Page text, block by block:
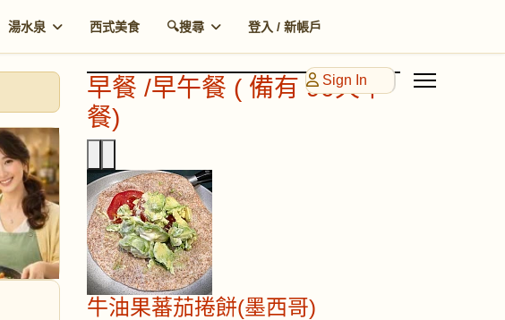
湯水泉 西式美食 🔍搜尋 登入 / 新帳戶
Sign In
早餐 /早午餐 ( 備有 90天早
餐)
牛油果蕃茄捲餅(墨西哥)